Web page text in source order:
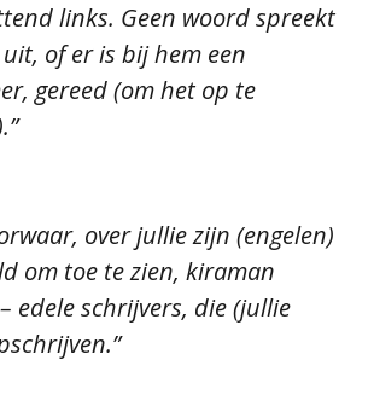
links. Geen woord spreekt
of er is bij hem een
gereed (om het op te
over jullie zijn (engelen)
om toe te zien, kiraman
edele schrijvers, die (jullie